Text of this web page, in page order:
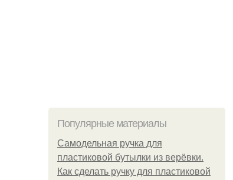
Популярные материалы
Самодельная ручка для
пластиковой бутылки из верёвки.
Как сделать ручку для пластиковой